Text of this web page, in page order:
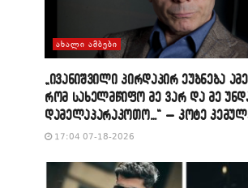
ᲐᲮᲐᲚᲘ ᲐᲛᲑᲔᲑᲘ
„ივანიშვილი პირდაპირ ეუბნება
რომ სახელმწიფო მე ვარ და მე
დამელაპარაკოთო…“ – კოტე
17:04 07-18-2026